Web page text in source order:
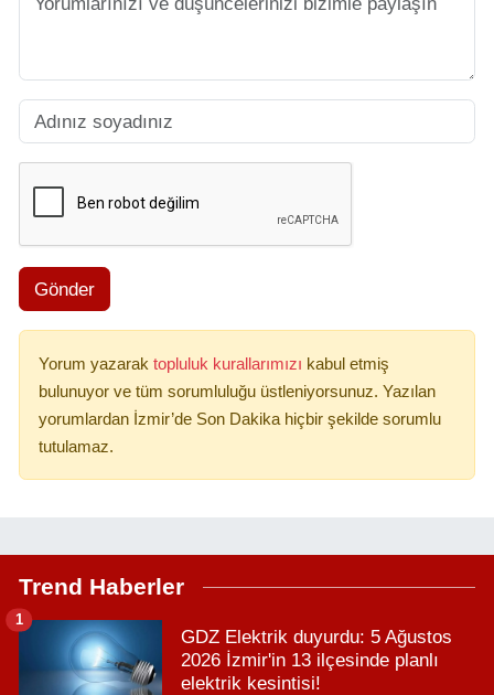
Gönder
Yorum yazarak topluluk kurallarımızı kabul etmiş
bulunuyor ve tüm sorumluluğu üstleniyorsunuz. Yazılan
yorumlardan İzmir’de Son Dakika hiçbir şekilde sorumlu
tutulamaz.
Trend Haberler
GDZ Elektrik duyurdu: 5 Ağustos
2026 İzmir'in 13 ilçesinde planlı
elektrik kesintisi!
1